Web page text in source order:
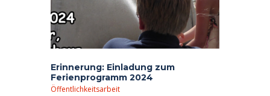
Erinnerung: Einladung zum
Ferienprogramm 2024
Öffentlichkeitsarbeit